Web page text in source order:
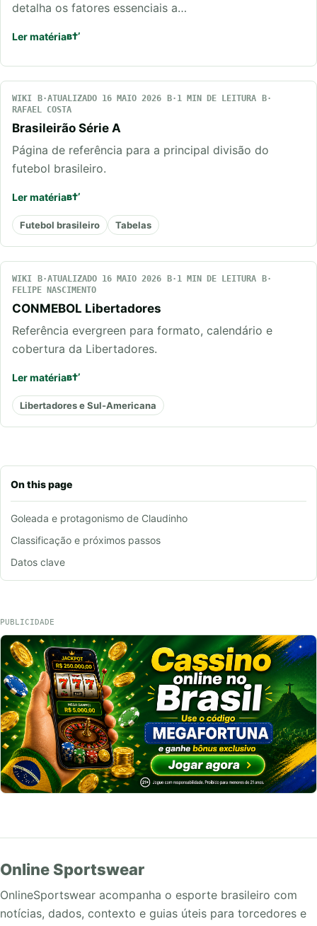
On this page
Goleada e protagonismo de Claudinho
Classificação e próximos passos
Datos clave
detalha os fatores essenciais a…
Ler matéria
WIKI ATUALIZADO 16 MAIO 2026
1 MIN DE LEITURA
RAFAEL COSTA
Brasileirão Série A
Página de referência para a principal divisão do
futebol brasileiro.
Ler matéria
Futebol brasileiro Tabelas
WIKI ATUALIZADO 16 MAIO 2026
1 MIN DE LEITURA
FELIPE NASCIMENTO
CONMEBOL Libertadores
Referência evergreen para formato, calendário e
cobertura da Libertadores.
Ler matéria
Libertadores e Sul-Americana
PUBLICIDADE
Online Sportswear
OnlineSportswear acompanha o esporte brasileiro com
notícias, dados, contexto e guias úteis para torcedores e